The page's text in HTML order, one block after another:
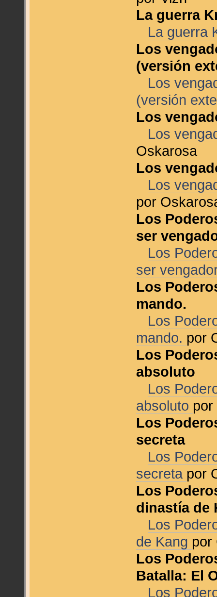
La guerra
La guerra
Los
(versión
Los
(versión
Los
Los
Oskarosa
Los
Los
por
Los
ser
Los
ser
Los
mando.
Los
mando. por
Los
absoluto
Los
absoluto
Los
secreta
Los
secreta por
Los
dinastía de
Los
de Kang
Los
Batalla: El
Los